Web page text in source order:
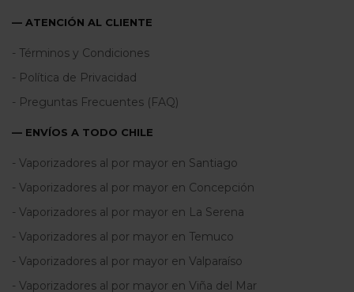
— ATENCIÓN AL CLIENTE
- Términos y Condiciones
- Política de Privacidad
- Preguntas Frecuentes (FAQ)
— ENVÍOS A TODO CHILE
- Vaporizadores al por mayor en Santiago
- Vaporizadores al por mayor en Concepción
- Vaporizadores al por mayor en La Serena
- Vaporizadores al por mayor en Temuco
- Vaporizadores al por mayor en Valparaíso
- Vaporizadores al por mayor en Viña del Mar